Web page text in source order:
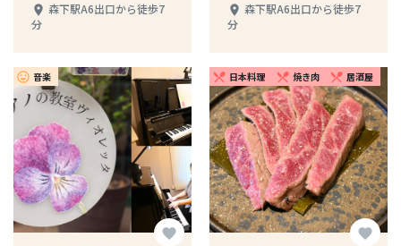
place 森下駅A6出口から徒歩7
分
け下さい
place 森下駅A6出口から徒歩7
分
insert_emoticon 音楽
favorite
restaurant_menu 日本料理 restaurant_menu 焼き肉 restaurant_menu 居酒屋
favorite